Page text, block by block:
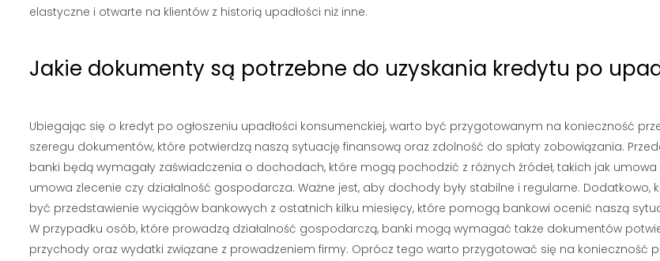
elastyczne i otwarte na klientów z historią upadłości niż inne.
Jakie dokumenty są potrzebne do uzyskania kredytu po
Ubiegając się o kredyt po ogłoszeniu upadłości konsumenckiej, warto być przygotowanym na konieczność
szeregu dokumentów, które potwierdzą naszą sytuację finansową oraz zdolność do spłaty zobowiązania.
banki będą wymagały zaświadczenia o dochodach, które mogą pochodzić z różnych źródeł, takich jak
umowa zlecenie czy działalność gospodarcza. Ważne jest, aby dochody były stabilne i regularne. Dodatkowo,
być przedstawienie wyciągów bankowych z ostatnich kilku miesięcy, które pomogą bankowi ocenić naszą
W przypadku osób, które prowadzą działalność gospodarczą, banki mogą wymagać także dokumentów
przychody oraz wydatki związane z prowadzeniem firmy. Oprócz tego warto przygotować się na konieczność